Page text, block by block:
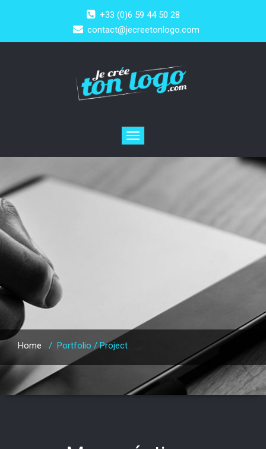
+33 (0)6 59 44 50 28
contact@jecreetonlogo.com
Toggle
navigation
Home / Portfolio / Project